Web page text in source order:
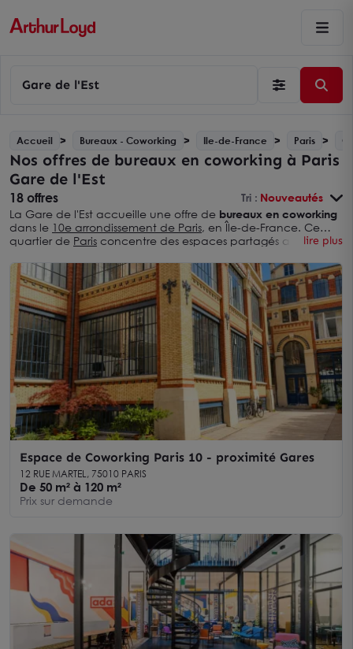
Gare de l'Est
Accueil Bureaux - Coworking Ile-de-France Paris
Nos offres de bureaux en coworking à Paris
Gare de l'Est
18 offres Tri : Nouveautés
La Gare de l'Est accueille une offre de bureaux en coworking
dans le 10e arrondissement de Paris, en Île-de-France. Ce
quartier de Paris concentre des espaces partagés adaptés
de flexibilité. La desserte multimodale de la gare terminus
facilite un usage nomade. Les formules d'abonnement
mensuel ou au pass journée s'adaptent aux besoins de
chaque profil.
lire plus
Espace de Coworking Paris 10 - proximité Gares
12 RUE MARTEL, 75010 PARIS
De 50 m² à 120 m²
Prix sur demande